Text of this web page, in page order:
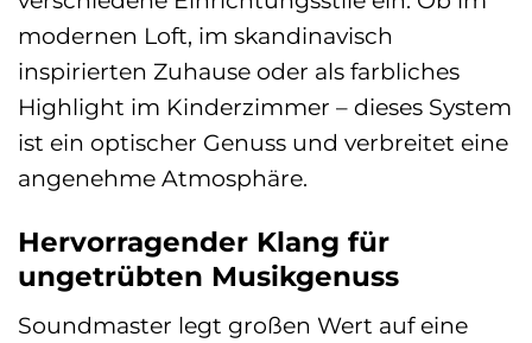
modernen Loft, im skandinavisch
inspirierten Zuhause oder als farbliches
Highlight im Kinderzimmer – dieses System
ist ein optischer Genuss und verbreitet eine
angenehme Atmosphäre.
Hervorragender Klang für
ungetrübten Musikgenuss
Soundmaster legt großen Wert auf eine